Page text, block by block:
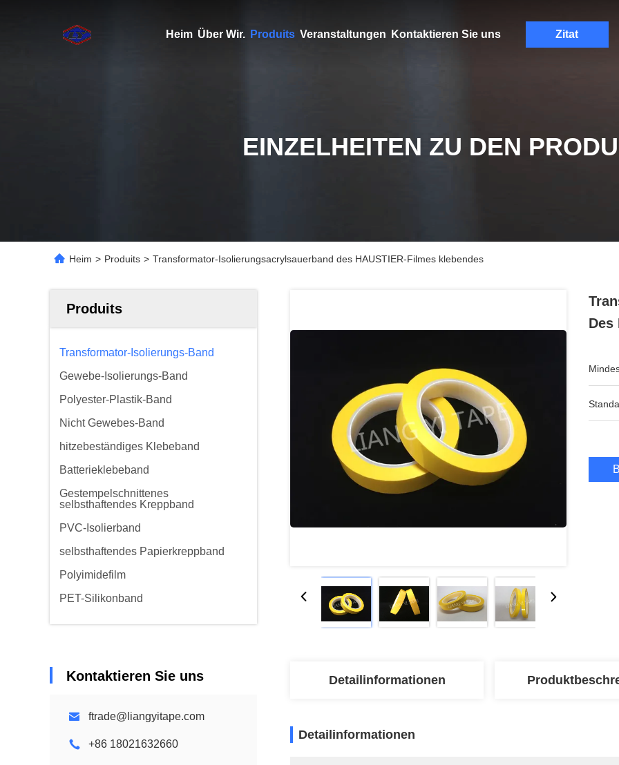
Heim Über Wir. Produits Veranstaltungen Kontaktieren Sie uns Zitat
EINZELHEITEN ZU DEN
Heim > Produits > Transformator-Isolierungsacrylsauerband des HAUSTIER-Filmes klebendes
Produits
Transformator-Isolierungs-Band
Gewebe-Isolierungs-Band
Polyester-Plastik-Band
Nicht Gewebes-Band
hitzebeständiges Klebeband
Batterieklebeband
Gestempelschnittenes
selbsthaftendes Kreppband
PVC-Isolierband
selbsthaftendes Papierkreppband
Polyimidefilm
PET-Silikonband
Kontaktieren Sie uns
ftrade@liangyitape.com
+86 18021632660
Des
Detailinformationen
Detailinformationen